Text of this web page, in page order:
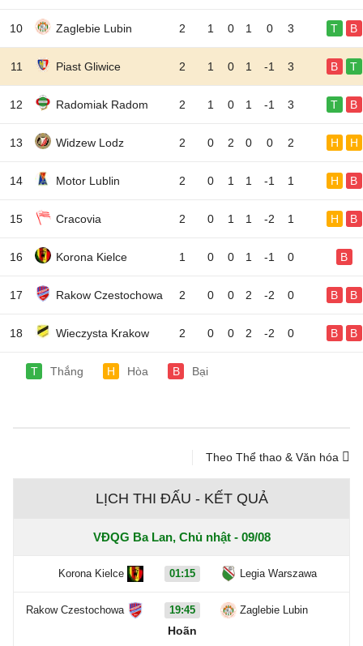
10 Zaglebie Lubin 2 1 0 1 0 3 T B
11 Piast Gliwice 2 1 0 1 -1 3 B T
12 Radomiak Radom 2 1 0 1 -1 3 T B
13 Widzew Lodz 2 0 2 0 0 2 H H
14 Motor Lublin 2 0 1 1 -1 1 H B
15 Cracovia 2 0 1 1 -2 1 H B
16 Korona Kielce 1 0 0 1 -1 0 B
17 Rakow Czestochowa 2 0 0 2 -2 0 B B
18 Wieczysta Krakow 2 0 0 2 -2 0 B B
T Thắng H Hòa B Bại
Theo Thể thao & Văn hóa
LỊCH THI ĐẤU - KẾT QUẢ
VĐQG Ba Lan, Chủ nhật - 09/08
Korona Kielce 01:15 Legia Warszawa
Rakow Czestochowa 19:45
Hoãn
Zaglebie Lubin